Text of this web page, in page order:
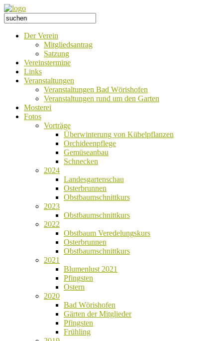
Der Verein
Mitgliedsantrag
Satzung
Vereinstermine
Links
Veranstaltungen
Veranstaltungen Bad Wörishofen
Veranstaltungen rund um den Garten
Mosterei
Fotos
Vorträge
Überwinterung von Kübelpflanzen
Orchideenpflege
Gemüseanbau
Schnecken
2024
Landesgartenschau
Osterbrunnen
Obstbaumschnittkurs
2023
Obstbaumschnittkurs
2022
Obstbaum Veredelungskurs
Osterbrunnen
Obstbaumschnittkurs
2021
Blumenlust 2021
Pfingsten
Ostern
2020
Bad Wörishofen
Gärten der Mitglieder
Pfingsten
Frühling